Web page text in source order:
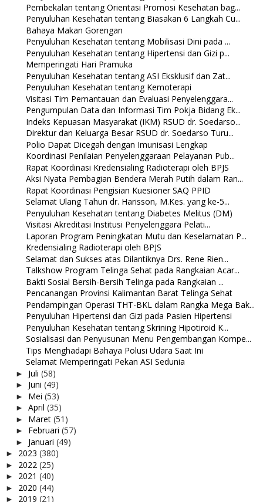
Pembekalan tentang Orientasi Promosi Kesehatan bag...
Penyuluhan Kesehatan tentang Biasakan 6 Langkah Cu...
Bahaya Makan Gorengan
Penyuluhan Kesehatan tentang Mobilisasi Dini pada ...
Penyuluhan Kesehatan tentang Hipertensi dan Gizi p...
Memperingati Hari Pramuka
Penyuluhan Kesehatan tentang ASI Eksklusif dan Zat...
Penyuluhan Kesehatan tentang Kemoterapi
Visitasi Tim Pemantauan dan Evaluasi Penyelenggara...
Pengumpulan Data dan Informasi Tim Pokja Bidang Ek...
Indeks Kepuasan Masyarakat (IKM) RSUD dr. Soedarso...
Direktur dan Keluarga Besar RSUD dr. Soedarso Turu...
Polio Dapat Dicegah dengan Imunisasi Lengkap
Koordinasi Penilaian Penyelenggaraan Pelayanan Pub...
Rapat Koordinasi Kredensialing Radioterapi oleh BPJS
Aksi Nyata Pembagian Bendera Merah Putih dalam Ran...
Rapat Koordinasi Pengisian Kuesioner SAQ PPID
Selamat Ulang Tahun dr. Harisson, M.Kes. yang ke-5...
Penyuluhan Kesehatan tentang Diabetes Melitus (DM)
Visitasi Akreditasi Institusi Penyelenggara Pelati...
Laporan Program Peningkatan Mutu dan Keselamatan P...
Kredensialing Radioterapi oleh BPJS
Selamat dan Sukses atas Dilantiknya Drs. Rene Rien...
Talkshow Program Telinga Sehat pada Rangkaian Acar...
Bakti Sosial Bersih-Bersih Telinga pada Rangkaian ...
Pencanangan Provinsi Kalimantan Barat Telinga Sehat
Pendampingan Operasi THT-BKL dalam Rangka Mega Bak...
Penyuluhan Hipertensi dan Gizi pada Pasien Hipertensi
Penyuluhan Kesehatan tentang Skrining Hipotiroid K...
Sosialisasi dan Penyusunan Menu Pengembangan Kompe...
Tips Menghadapi Bahaya Polusi Udara Saat Ini
Selamat Memperingati Pekan ASI Sedunia
► Juli (58)
► Juni (49)
► Mei (53)
► April (35)
► Maret (51)
► Februari (57)
► Januari (49)
► 2023 (380)
► 2022 (25)
► 2021 (40)
► 2020 (44)
► 2019 (21)